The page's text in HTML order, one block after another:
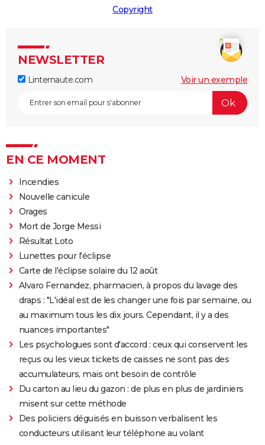
Copyright
NEWSLETTER
Linternaute.com Voir un exemple
EN CE MOMENT
Incendies
Nouvelle canicule
Orages
Mort de Jorge Messi
Résultat Loto
Lunettes pour l'éclipse
Carte de l'éclipse solaire du 12 août
Alvaro Fernandez, pharmacien, à propos du lavage des
draps : "L'idéal est de les changer une fois par semaine, ou
au maximum tous les dix jours. Cependant, il y a des
nuances importantes"
Les psychologues sont d'accord : ceux qui conservent les
reçus ou les vieux tickets de caisses ne sont pas des
accumulateurs, mais ont besoin de contrôle
Du carton au lieu du gazon : de plus en plus de jardiniers
misent sur cette méthode
Des policiers déguisés en buisson verbalisent les
conducteurs utilisant leur téléphone au volant